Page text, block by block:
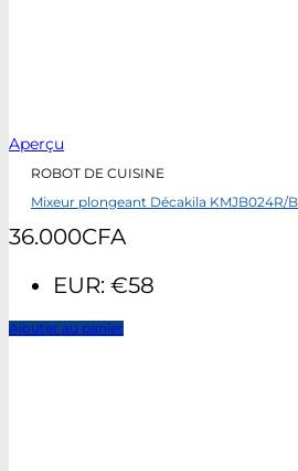
Aperçu
ROBOT DE CUISINE
Mixeur plongeant Décakila KMJB024R/
36.000CFA
EUR: €58
Ajouter au panier